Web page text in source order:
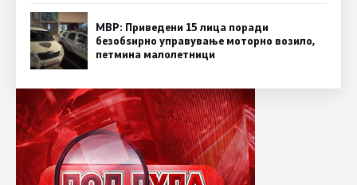
МВР: Приведени 15 лица поради
безобѕирно управување моторно возило,
петмина малолетници